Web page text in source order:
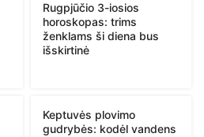
Rugpjūčio 3-iosios
horoskopas: trims
ženklams ši diena bus
išskirtinė
Keptuvės plovimo
gudrybės: kodėl vandens